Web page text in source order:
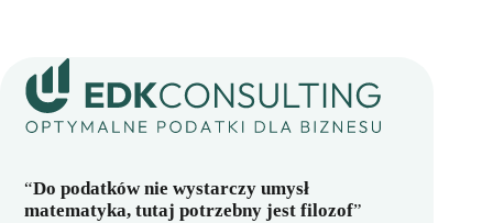
“Do podatków nie wystarczy umysł
matematyka, tutaj potrzebny jest filozof”